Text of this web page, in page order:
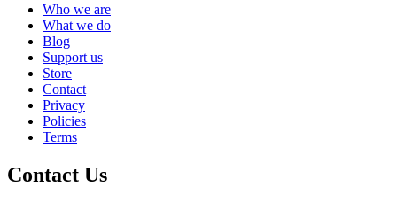
Who we are
What we do
Blog
Support us
Store
Contact
Privacy
Policies
Terms
Contact Us